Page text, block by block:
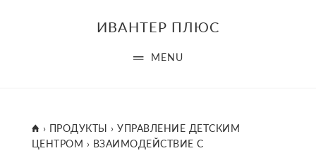
ИВАНТЕР ПЛЮС
MENU
ГЛАВНАЯ
› ПРОДУКТЫ ›УПРАВЛЕНИЕ ДЕТСКИМ
ЦЕНТРОМ › ВЗАИМОДЕЙСТВИЕ С